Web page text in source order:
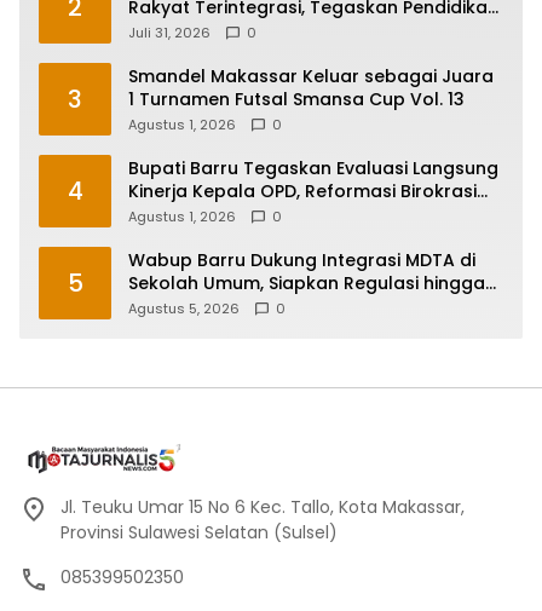
Rakyat Terintegrasi, Tegaskan Pendidikan
Kunci Masa Depan Generasi
Juli 31, 2026 0
3
Smandel Makassar Keluar sebagai Juara
1 Turnamen Futsal Smansa Cup Vol. 13
Agustus 1, 2026 0
4
Bupati Barru Tegaskan Evaluasi Langsung
Kinerja Kepala OPD, Reformasi Birokrasi
Jadi Prioritas
Agustus 1, 2026 0
5
Wabup Barru Dukung Integrasi MDTA di
Sekolah Umum, Siapkan Regulasi hingga
Tim Khusus
Agustus 5, 2026 0
Jl. Teuku Umar 15 No 6 Kec. Tallo, Kota Makassar,
Provinsi Sulawesi Selatan (Sulsel)
085399502350